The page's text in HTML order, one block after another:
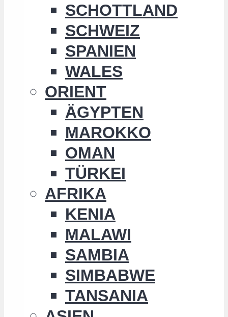
SCHOTTLAND
SCHWEIZ
SPANIEN
WALES
ORIENT
ÄGYPTEN
MAROKKO
OMAN
TÜRKEI
AFRIKA
KENIA
MALAWI
SAMBIA
SIMBABWE
TANSANIA